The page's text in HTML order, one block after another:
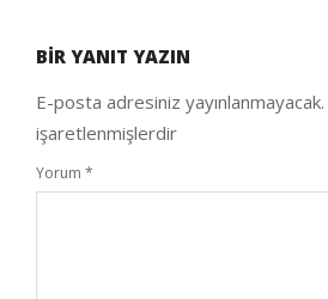
25
BIR YANIT YAZIN
E-posta adresiniz yayınlanmayacak.
işaretlenmişlerdir
Yorum *